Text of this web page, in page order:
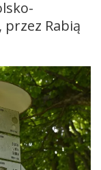
przez Rabią